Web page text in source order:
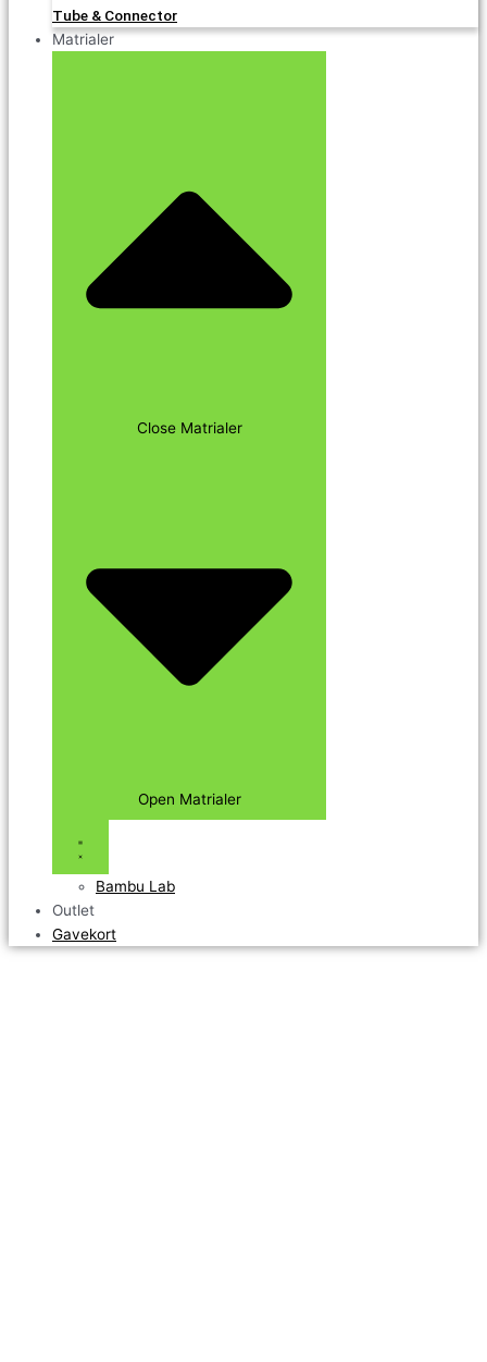
Tube & Connector
Matrialer
Close Matrialer
Open Matrialer
Bambu Lab
Outlet
Gavekort